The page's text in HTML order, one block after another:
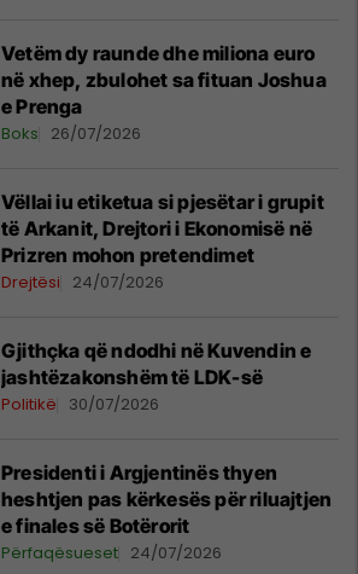
Vetëm dy raunde dhe miliona euro
në xhep, zbulohet sa fituan Joshua
e Prenga
Boks 26/07/2026
Vëllai iu etiketua si pjesëtar i grupit
të Arkanit, Drejtori i Ekonomisë në
Prizren mohon pretendimet
Drejtësi 24/07/2026
Gjithçka që ndodhi në Kuvendin e
jashtëzakonshëm të LDK-së
Politikë 30/07/2026
Presidenti i Argjentinës thyen
heshtjen pas kërkesës për riluajtjen
e finales së Botërorit
Përfaqësueset 24/07/2026